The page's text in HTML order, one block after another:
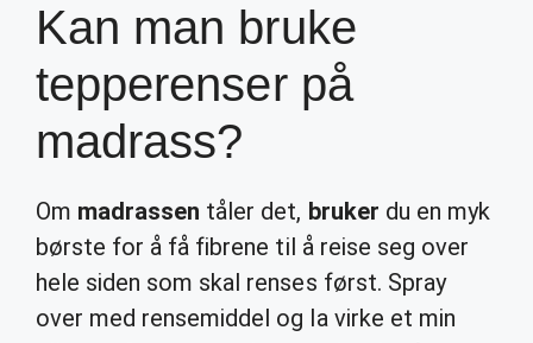
Kan man bruke
tepperenser på
madrass?
Om madrassen tåler det, bruker du en myk
børste for å få fibrene til å reise seg over
hele siden som skal renses først. Spray
over med rensemiddel og la virke et min